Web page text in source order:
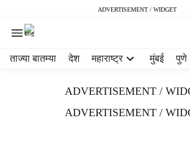
ADVERTISEMENT / WIDGET
ताज्या बातम्या देश महाराष्ट्र मुंबई पुणे
ADVERTISEMENT /
ADVERTISEMENT /